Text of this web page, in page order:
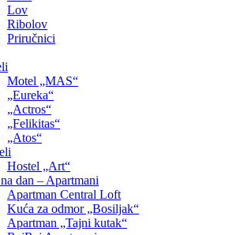
Lov
Ribolov
Priručnici
Motel „MAS“
„Eureka“
„Actros“
„Felikitas“
„Atos“
Hostel „Art“
dan – Apartmani
Apartman Central Loft
Kuća za odmor „Bosiljak“
Apartman „Tajni kutak“